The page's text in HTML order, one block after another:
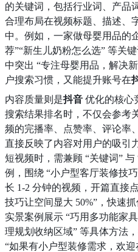
的关键词，包括行业词、产品
合理布局在视频标题、描述、
中。例如，一家做母婴用品的
荐”“新生儿奶粉怎么选” 等关
中突出 “专注母婴用品，解决
户搜索习惯，又能提升账号在
内容质量则是抖音 优化的核心
搜索结果排名时，不仅会参考
频的完播率、点赞率、评论率
直接反映了内容对用户的吸引
短视频时，需兼顾 “关键词”
例，围绕 “小户型客厅装修技
长 1-2 分钟的视频，开篇直接
技巧让空间显大 50%”，快速
实景案例展示 “巧用多功能家
理规划收纳区域” 等具体方法
“如果有小户型装修需求，欢